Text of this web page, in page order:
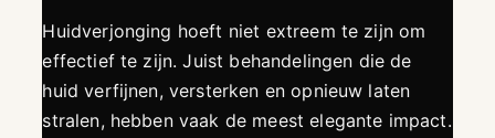
Huidverjonging hoeft niet extreem te zijn om
effectief te zijn. Juist behandelingen die de
huid verfijnen, versterken en opnieuw laten
stralen, hebben vaak de meest elegante impact.